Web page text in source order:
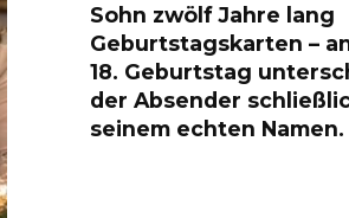
Sohn zwölf Jahre lang
Geburtstagskarten –
18. Geburtstag
der Absender
seinem echten Namen.